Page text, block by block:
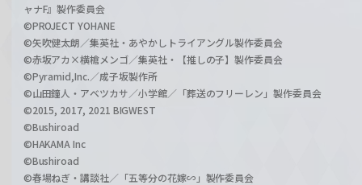
ャナF』製作委員会
©PROJECT YOHANE
©矢吹健太朗／集英社・あやかしトライアングル製作委員会
©赤坂アカ×横槍メンゴ／集英社・【推しの子】製作委員会
©Pyramid,Inc.／成子坂製作所
©山田鐘人・アベツカサ／小学館／「葬送のフリーレン」製作委員会
©2015, 2017, 2021 BIGWEST
©Bushiroad
©HAKAMA Inc
©Bushiroad
©春場ねぎ・講談社／「五等分の花嫁∽」製作委員会